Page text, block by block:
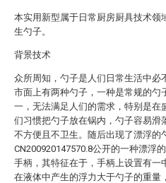
本实用新型属于日常厨房厨具技术领
生勺子。
背景技术
众所周知，勺子是人们日常生活中必
市面上有两种勺子，一种是常规的勺
一，无法满足人们的需求，特别是在
们习惯把勺子放在锅内，勺子容易滑
不方便且不卫生。随后出现了漂浮的
CN200920147570.8公开的一种漂浮
手柄，其特征在于，手柄上设置有一
在液体中产生的浮力大于勺子的重量